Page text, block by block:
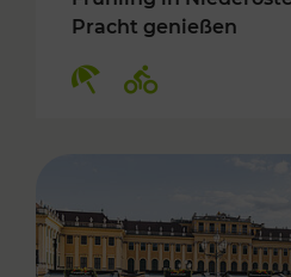
Pracht genießen